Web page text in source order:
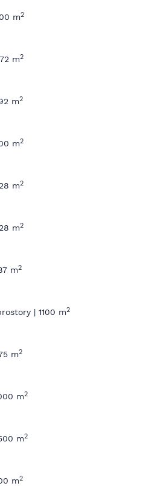
m2
m2
m2
m2
m2
m2
m2
| 1100 m2
m2
m2
m2
m2